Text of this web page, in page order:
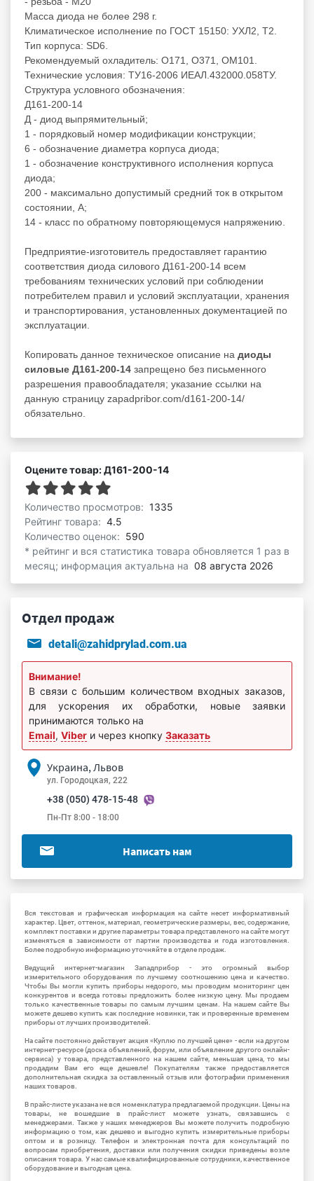
Масса диода не более 298 г.
Климатическое исполнение по ГОСТ 15150: УХЛ2, Т2.
Тип корпуса: SD6.
Рекомендуемый охладитель: O171, O371, OM101.
Технические условия: ТУ16-2006 ИЕАЛ.432000.058ТУ.
Структура условного обозначения:
Д161-200-14
Д - диод выпрямительный;
1 - порядковый номер модификации конструкции;
6 - обозначение диаметра корпуса диода;
1 - обозначение конструктивного исполнения корпуса
диода;
200 - максимально допустимый средний ток в открытом
состоянии, А;
14 - класс по обратному повторяющемуся напряжению.
Предприятие-изготовитель предоставляет гарантию
соответствия диода силового Д161-200-14 всем
требованиям технических условий при соблюдении
потребителем правил и условий эксплуатации, хранения
и транспортирования, установленных документацией по
эксплуатации.
Копировать данное техническое описание на диоды
силовые Д161-200-14 запрещено без письменного
разрешения правообладателя; указание ссылки на
данную страницу zapadpribor.com/d161-200-14/
обязательно.
Оцените товар: Д161-200-14
Количество просмотров: 1335
Рейтинг товара: 4.5
Количество оценок: 590
* рейтинг и вся статистика товара обновляется 1 раз в
месяц; информация актуальна на 08 августа 2026
Отдел продаж
detali@zahidprylad.com.ua
Внимание!
В связи с большим количеством входных заказов,
для ускорения их обработки, новые заявки
принимаются только на
Email, Viber и через кнопку Заказать
Украина, Львов
ул. Городоцкая, 222
+38 (050) 478-15-48
Пн-Пт 8:00 - 18:00
Написать нам
Вся текстовая и графическая информация на сайте несет информативный
характер. Цвет, оттенок, материал, геометрические размеры, вес, содержание,
комплект поставки и другие параметры товара представленого на сайте могут
изменяться в зависимости от партии производства и года изготовления.
Более подробную информацию уточняйте в отделе продаж.
Ведущий интернет-магазин Западприбор - это огромный выбор
измерительного оборудования по лучшему соотношению цена и качество.
Чтобы Вы могли купить приборы недорого, мы проводим мониторинг цен
конкурентов и всегда готовы предложить более низкую цену. Мы продаем
только качественные товары по самым лучшим ценам. На нашем сайте Вы
можете дешево купить как последние новинки, так и проверенные временем
приборы от лучших производителей.
На сайте постоянно действует акция «Куплю по лучшей цене» - если на другом
интернет-ресурсе (доска объявлений, форум, или объявление другого онлайн-
сервиса) у товара, представленного на нашем сайте, меньшая цена, то мы
продадим Вам его еще дешевле! Покупателям также предоставляется
дополнительная скидка за оставленный отзыв или фотографии применения
наших товаров.
В прайс-листе указана не вся номенклатура предлагаемой продукции. Цены на
товары, не вошедшие в прайс-лист можете узнать, связавшись с
менеджерами. Также у наших менеджеров Вы можете получить подробную
информацию о том, как дешево и выгодно купить измерительные приборы
оптом и в розницу. Телефон и электронная почта для консультаций по
вопросам приобретения, доставки или получения скидки приведены возле
описания товара. У нас самые квалифицированные сотрудники, качественное
оборудование и выгодная цена.